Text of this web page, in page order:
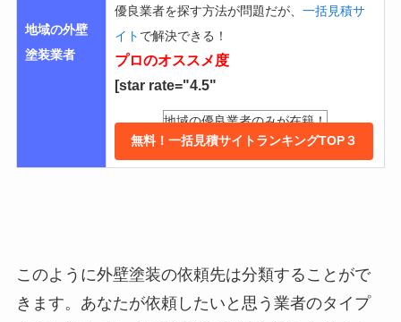
地域の外壁
塗装業者
優良業者を探す方法が問題だが、 一括見積サ
イト で解決できる！
プロのオススメ度
[star rate="4.5"
地域の優良業者のみが在籍！
無料！一括見積サイトランキングTOP３
このように外壁塗装の依頼先は分類することがで
きます。あなたが依頼したいと思う業者のタイプ